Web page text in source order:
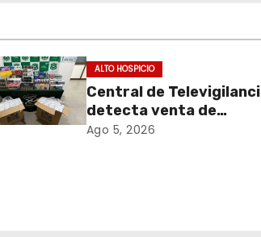
ALTO HOSPICIO
Central de
detecta venta de
cigarrillos de
Ago 5, 2026